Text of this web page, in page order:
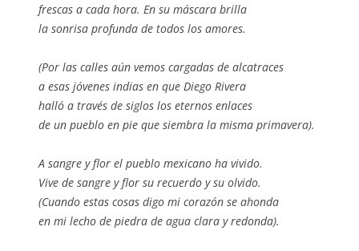
frescas a cada hora. En su máscara brilla
la sonrisa profunda de todos los amores.
(Por las calles aún vemos cargadas de alcatraces
a esas jóvenes indias en que Diego Rivera
halló a través de siglos los eternos enlaces
de un pueblo en pie que siembra la misma primavera).
A sangre y flor el pueblo mexicano ha vivido.
Vive de sangre y flor su recuerdo y su olvido.
(Cuando estas cosas digo mi corazón se ahonda
en mi lecho de piedra de agua clara y redonda).